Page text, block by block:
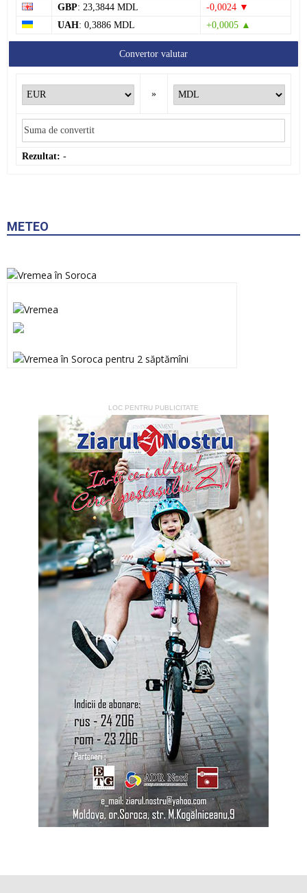
GBP: 23,3844 MDL
-0,0024 ▼
UAH: 0,3886 MDL +0,0005 ▲
Convertor valutar
»
Rezultat: -
METEO
LOC PENTRU PUBLICITATE